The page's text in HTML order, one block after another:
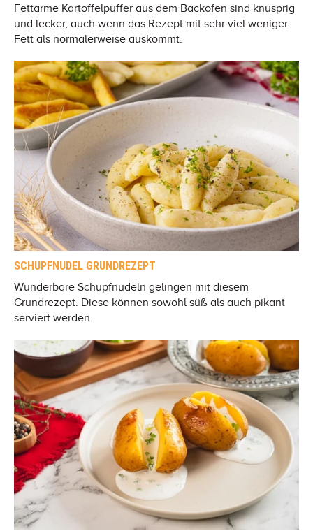
Fettarme Kartoffelpuffer aus dem Backofen sind knusprig
und lecker, auch wenn das Rezept mit sehr viel weniger
Fett als normalerweise auskommt.
SCHUPFNUDEL GRUNDREZEPT
Wunderbare Schupfnudeln gelingen mit diesem
Grundrezept. Diese können sowohl süß als auch pikant
serviert werden.